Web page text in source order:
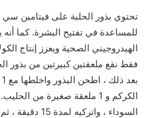
تحتوي بذور الحلبة على فيتامين سي
للمساعدة في تفتيح البشرة. كما
الهيدروجيني الصحية ويعزز إنتاج
الكركم و 1 ملعقة صغيرة من
السوداء ،